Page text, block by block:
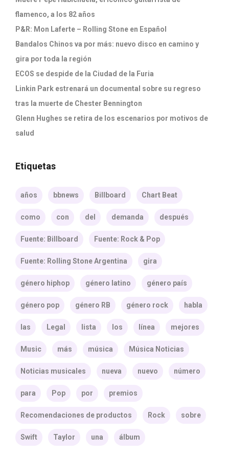
flamenco, a los 82 años
P&R: Mon Laferte – Rolling Stone en Español
Bandalos Chinos va por más: nuevo disco en camino y
gira por toda la región
ECOS se despide de la Ciudad de la Furia
Linkin Park estrenará un documental sobre su regreso
tras la muerte de Chester Bennington
Glenn Hughes se retira de los escenarios por motivos de
salud
Etiquetas
años bbnews Billboard Chart Beat
como con del demanda después
Fuente: Billboard Fuente: Rock & Pop
Fuente: Rolling Stone Argentina gira
género hiphop género latino género país
género pop género RB género rock habla
las Legal lista los línea mejores
Music más música Música Noticias
Noticias musicales nueva nuevo número
para Pop por premios
Recomendaciones de productos Rock sobre
Swift Taylor una álbum